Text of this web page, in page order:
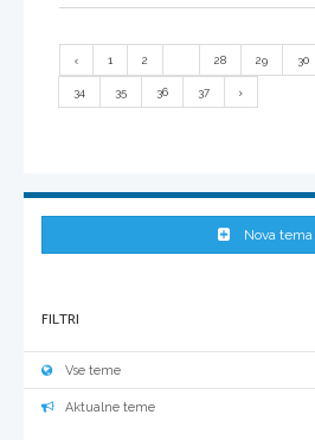
1 2 28 29 30
34 35 36 37
Nova tema
FILTRI
Vse teme
Aktualne teme